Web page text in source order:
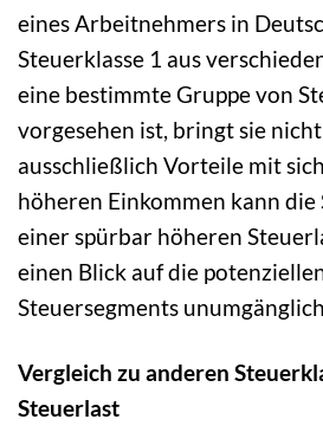
eines Arbeitnehmers in
Steuerklasse 1 aus
eine bestimmte Gruppe von
vorgesehen ist, bringt sie
ausschließlich Vorteile mit
höheren Einkommen kann die
einer spürbar höheren
einen Blick auf die
Steuersegments
Vergleich zu anderen
Steuerlast